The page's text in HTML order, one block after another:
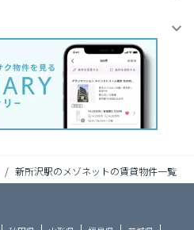
/ 新所沢駅のメゾネットの賃貸物件一覧